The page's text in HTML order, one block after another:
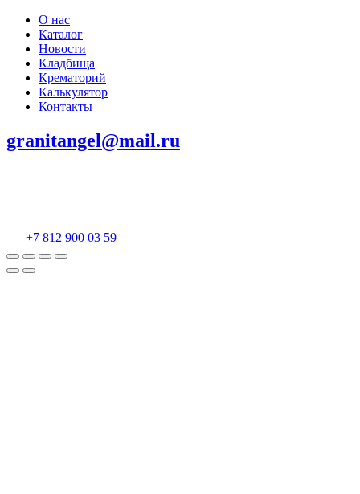
О нас
Каталог
Новости
Кладбища
Крематорий
Калькулятор
Контакты
granitangel@mail.ru
+7 812 900 03 59